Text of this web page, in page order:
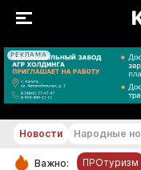
РЕКЛАМА
Новости Народные
Важно: ПРОтуризм